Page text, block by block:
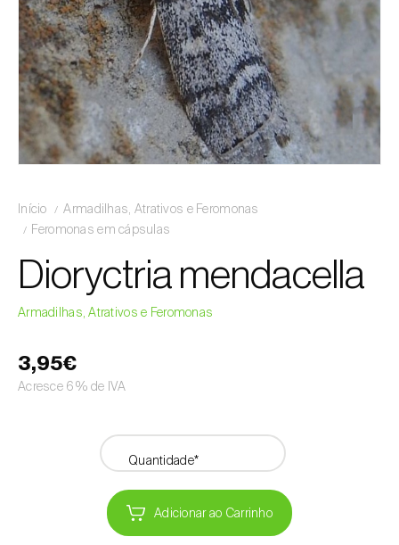
Início
Armadilhas, Atrativos e Feromonas
Feromonas em cápsulas
Dioryctria mendacella
Armadilhas, Atrativos e Feromonas
3,95€
Acresce 6% de IVA
Quantidade*
Adicionar ao Carrinho